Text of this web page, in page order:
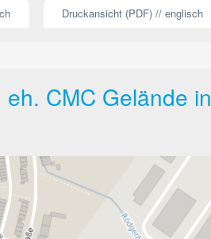
Druckansicht (PDF) // englisch
CMC Gelände in